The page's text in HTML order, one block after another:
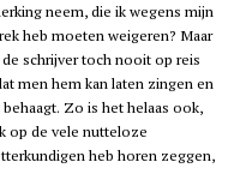
neem, die ik wegens mijn
heb moeten weigeren? Maar
de schrijver toch nooit op reis
men hem kan laten zingen en
Zo is het helaas ook,
op de vele nutteloze
heb horen zeggen,